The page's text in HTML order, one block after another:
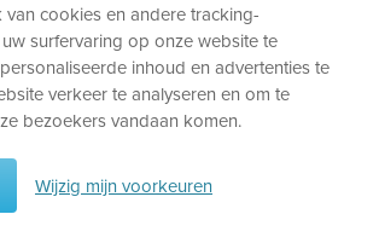
cookies en andere tracking-
surfervaring op onze website te
inhoud en advertenties te
verkeer te analyseren en om te
bezoekers vandaan komen.
Wijzig mijn voorkeuren